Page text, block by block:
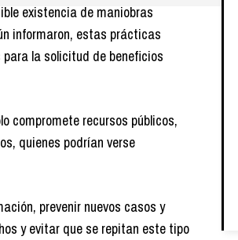
existencia de maniobras
informaron, estas prácticas
la solicitud de beneficios
compromete recursos públicos,
quienes podrían verse
prevenir nuevos casos y
y evitar que se repitan este tipo